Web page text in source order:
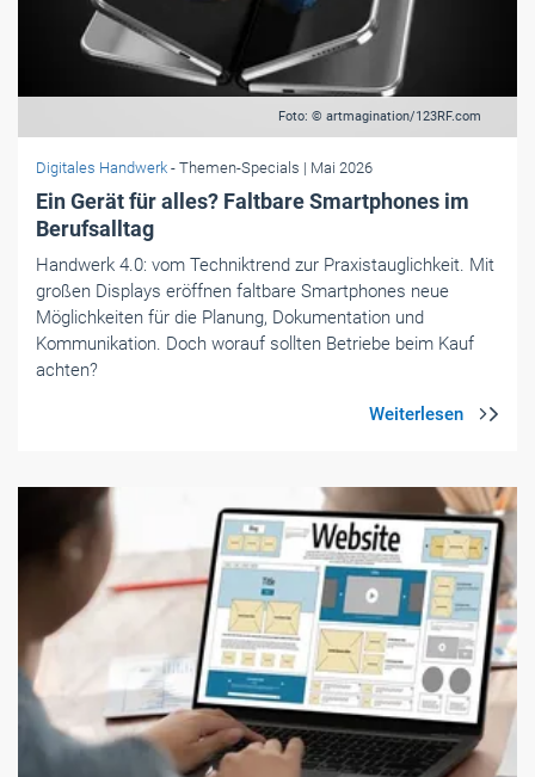
Foto: © artmagination/123RF.com
Digitales Handwerk - Themen-Specials | Mai 2026
Ein Gerät für alles? Faltbare Smartphones im
Berufsalltag
Handwerk 4.0: vom Techniktrend zur Praxistaug­lichkeit. Mit
großen Displays eröffnen faltbare Smartphones neue
Möglichkeiten für die Planung, Dokumentation und
Kommunikation. Doch worauf sollten Betriebe beim Kauf
achten?